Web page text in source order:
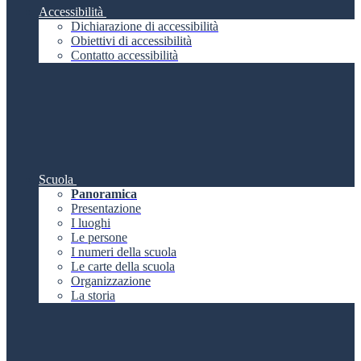
Accessibilità
Dichiarazione di accessibilità
Obiettivi di accessibilità
Contatto accessibilità
Scuola
Panoramica
Presentazione
I luoghi
Le persone
I numeri della scuola
Le carte della scuola
Organizzazione
La storia